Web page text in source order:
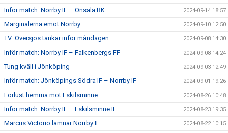
Inför match: Norrby IF – Onsala BK 2024-09-14 18:57
Marginalerna emot Norrby 2024-09-10 12:50
TV: Översjös tankar inför måndagen 2024-09-08 14:30
Inför match: Norrby IF – Falkenbergs FF 2024-09-08 14:24
Tung kväll i Jönköping 2024-09-03 12:49
Inför match: Jönköpings Södra IF – Norrby IF 2024-09-01 19:26
Förlust hemma mot Eskilsminne 2024-08-26 10:48
Inför match: Norrby IF – Eskilsminne IF 2024-08-23 19:35
Marcus Victorio lämnar Norrby IF 2024-08-22 10:15